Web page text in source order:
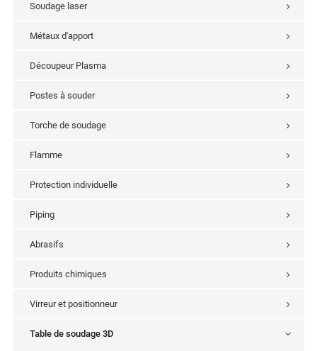
Soudage laser
Métaux d'apport
Découpeur Plasma
Postes à souder
Torche de soudage
Flamme
Protection individuelle
Piping
Abrasifs
Produits chimiques
Virreur et positionneur
Table de soudage 3D